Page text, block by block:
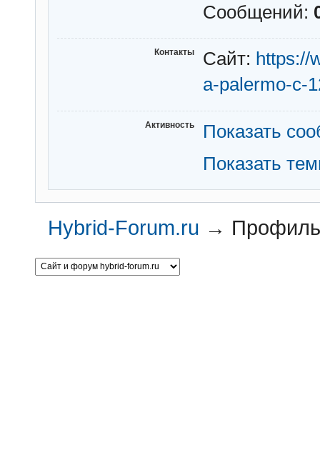
Сообщений:
Контакты Сайт: https://
a-palermo-c-
Активность
Показать
Показать
Hybrid-Forum.ru → Профиль